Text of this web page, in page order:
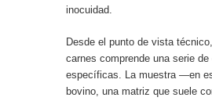
inocuidad.
Desde el punto de vista
carnes comprende una serie de
específicas. La muestra —en
bovino, una matriz que suele